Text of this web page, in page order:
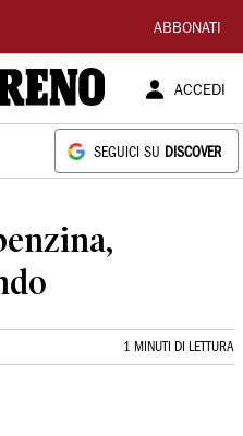
ABBONATI
ACCEDI
SEGUICI SU DISCOVER
1 MINUTI DI LETTURA